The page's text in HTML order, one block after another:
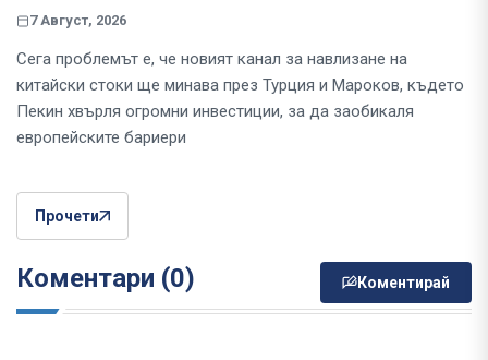
7 Август, 2026
Сега проблемът е, че новият канал за навлизане на
китайски стоки ще минава през Турция и Мароков, където
Пекин хвърля огромни инвестиции, за да заобикаля
европейските бариери
Прочети
Коментари (0) Коментирай